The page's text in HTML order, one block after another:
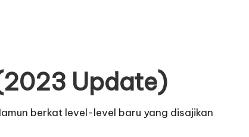
Update)
berkat level-level baru yang disajikan